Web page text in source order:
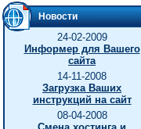
Новости
24-02-2009
Информер для Вашего
сайта
14-11-2008
Загрузка Ваших
инструкций на сайт
08-04-2008